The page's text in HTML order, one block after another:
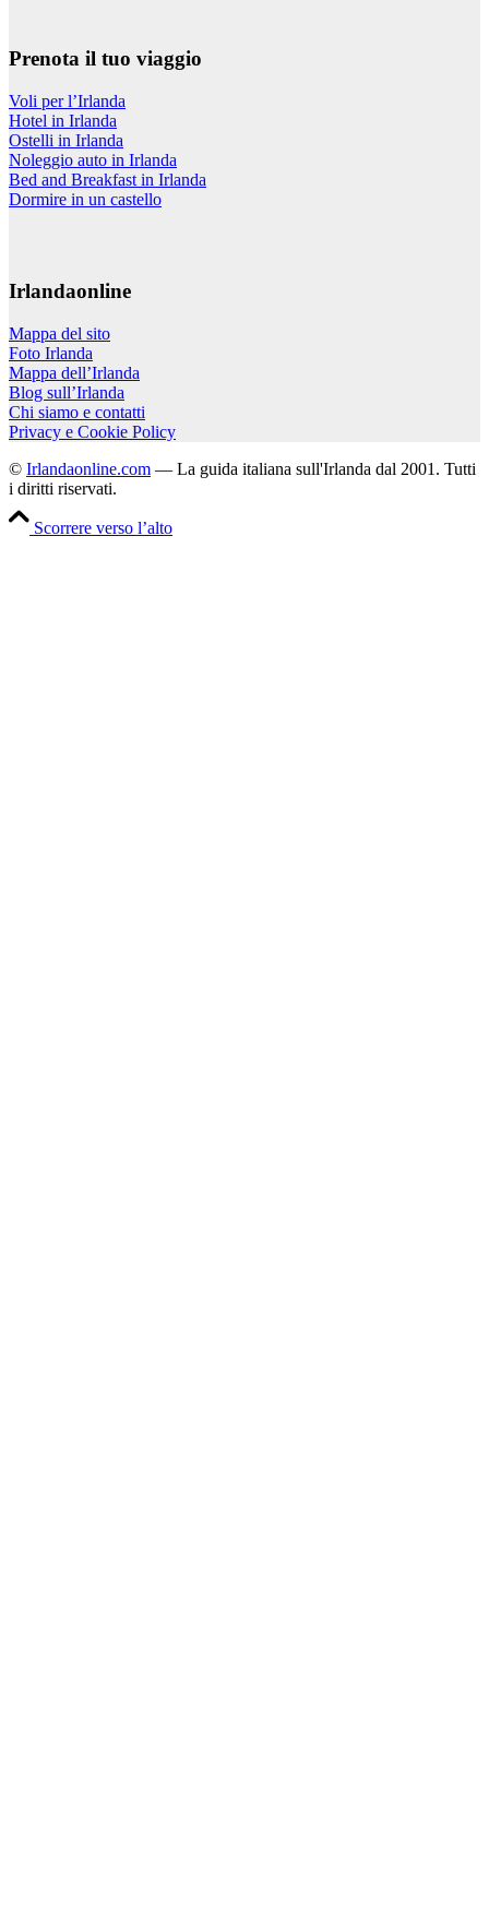
Prenota il tuo viaggio
Voli per l’Irlanda
Hotel in Irlanda
Ostelli in Irlanda
Noleggio auto in Irlanda
Bed and Breakfast in Irlanda
Dormire in un castello
Irlandaonline
Mappa del sito
Foto Irlanda
Mappa dell’Irlanda
Blog sull’Irlanda
Chi siamo e contatti
Privacy e Cookie Policy
© Irlandaonline.com — La guida italiana sull'Irlanda dal 2001. Tutti
i diritti riservati.
Scorrere verso l’alto